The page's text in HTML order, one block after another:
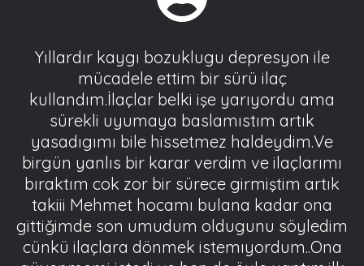
Yıllardır kaygı bozuklugu depresyon ile
mücadele ettim bir sürü ilaç
kullandım.İlaçlar belki işe yarıyordu ama
sürekli uyumaya baslamıstım artık
yasadıgımı bile hissetmez haldeydim.Ve
birgün yanlıs bir karar verdim ve ilaçlarımı
bıraktım cok zor bir sürece girmiştim artık
takiii Mehmet hocamı bulana kadar ona
gittiğimde son umudum oldugunu söyledim
cünkü ilaçlara dönmek istemıyordum..Ona